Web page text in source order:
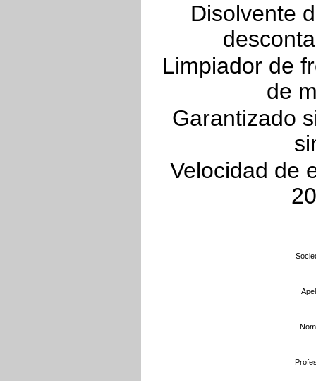
Disolvente
Limpiador de
de
Garantizado
Velocidad de